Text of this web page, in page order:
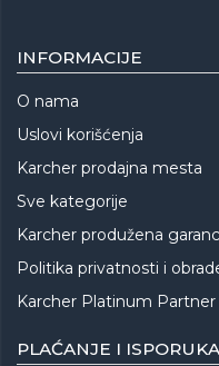
INFORMACIJE
O nama
Uslovi korišćenja
Karcher prodajna mesta
Sve kategorije
Karcher produžena
Politika privatnosti i
Karcher Platinum Partner
PLAĆANJE I ISPORUKA